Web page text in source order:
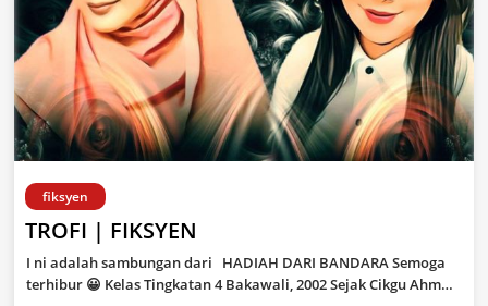
fiksyen
TROFI | FIKSYEN
I ni adalah sambungan dari HADIAH DARI BANDARA Semoga
terhibur 😀 Kelas Tingkatan 4 Bakawali, 2002 Sejak Cikgu Ahm…